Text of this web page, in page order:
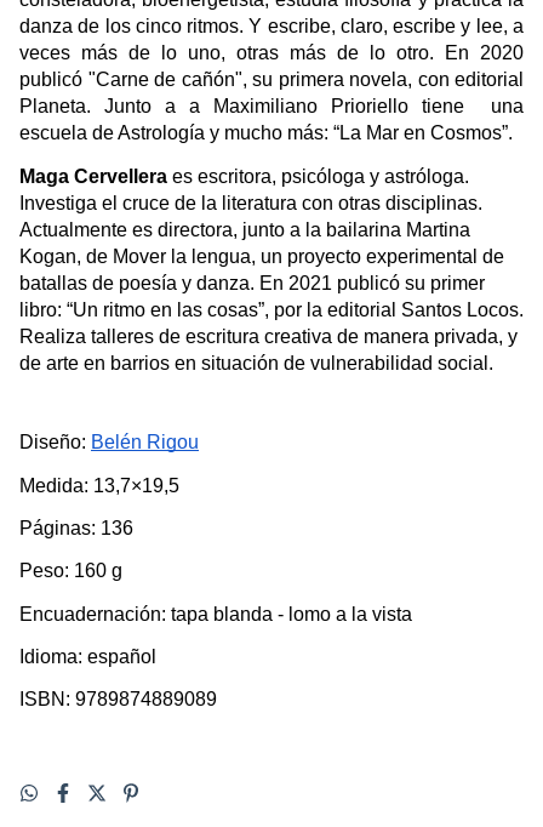
danza de los cinco ritmos. Y escribe, claro, escribe y lee, a
veces más de lo uno, otras más de lo otro. En 2020
publicó "Carne de cañón", su primera novela, con editorial
Planeta. Junto a a Maximiliano Prioriello tiene una
escuela de Astrología y mucho más: “La Mar en Cosmos”.
Maga Cervellera es escritora, psicóloga y astróloga.
Investiga el cruce de la literatura con otras disciplinas.
Actualmente es directora, junto a la bailarina Martina
Kogan, de Mover la lengua, un proyecto experimental de
batallas de poesía y danza. En 2021 publicó su primer
libro: “Un ritmo en las cosas”, por la editorial Santos Locos.
Realiza talleres de escritura creativa de manera privada, y
de arte en barrios en situación de vulnerabilidad social.
Diseño: Belén Rigou
Medida: 13,7×19,5
Páginas: 136
Peso: 160 g
Encuadernación: tapa blanda - lomo a la vista
Idioma: español
ISBN: 9789874889089